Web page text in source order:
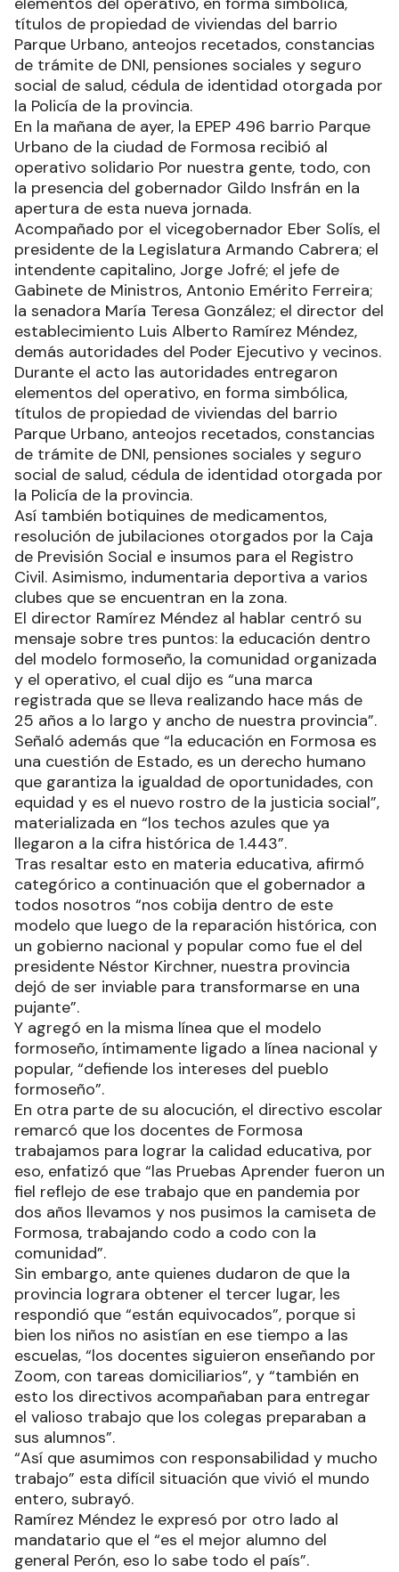
títulos de propiedad de viviendas del barrio
Parque Urbano, anteojos recetados, constancias
de trámite de DNI, pensiones sociales y seguro
social de salud, cédula de identidad otorgada por
la Policía de la provincia.
En la mañana de ayer, la EPEP 496 barrio Parque
Urbano de la ciudad de Formosa recibió al
operativo solidario Por nuestra gente, todo, con
la presencia del gobernador Gildo Insfrán en la
apertura de esta nueva jornada.
Acompañado por el vicegobernador Eber Solís, el
presidente de la Legislatura Armando Cabrera; el
intendente capitalino, Jorge Jofré; el jefe de
Gabinete de Ministros, Antonio Emérito Ferreira;
la senadora María Teresa González; el director del
establecimiento Luis Alberto Ramírez Méndez,
demás autoridades del Poder Ejecutivo y vecinos.
Durante el acto las autoridades entregaron
elementos del operativo, en forma simbólica,
títulos de propiedad de viviendas del barrio
Parque Urbano, anteojos recetados, constancias
de trámite de DNI, pensiones sociales y seguro
social de salud, cédula de identidad otorgada por
la Policía de la provincia.
Así también botiquines de medicamentos,
resolución de jubilaciones otorgados por la Caja
de Previsión Social e insumos para el Registro
Civil. Asimismo, indumentaria deportiva a varios
clubes que se encuentran en la zona.
El director Ramírez Méndez al hablar centró su
mensaje sobre tres puntos: la educación dentro
del modelo formoseño, la comunidad organizada
y el operativo, el cual dijo es “una marca
registrada que se lleva realizando hace más de
25 años a lo largo y ancho de nuestra provincia”.
Señaló además que “la educación en Formosa es
una cuestión de Estado, es un derecho humano
que garantiza la igualdad de oportunidades, con
equidad y es el nuevo rostro de la justicia social”,
materializada en “los techos azules que ya
llegaron a la cifra histórica de 1.443”.
Tras resaltar esto en materia educativa, afirmó
categórico a continuación que el gobernador a
todos nosotros “nos cobija dentro de este
modelo que luego de la reparación histórica, con
un gobierno nacional y popular como fue el del
presidente Néstor Kirchner, nuestra provincia
dejó de ser inviable para transformarse en una
pujante”.
Y agregó en la misma línea que el modelo
formoseño, íntimamente ligado a línea nacional y
popular, “defiende los intereses del pueblo
formoseño”.
En otra parte de su alocución, el directivo escolar
remarcó que los docentes de Formosa
trabajamos para lograr la calidad educativa, por
eso, enfatizó que “las Pruebas Aprender fueron un
fiel reflejo de ese trabajo que en pandemia por
dos años llevamos y nos pusimos la camiseta de
Formosa, trabajando codo a codo con la
comunidad”.
Sin embargo, ante quienes dudaron de que la
provincia lograra obtener el tercer lugar, les
respondió que “están equivocados”, porque si
bien los niños no asistían en ese tiempo a las
escuelas, “los docentes siguieron enseñando por
Zoom, con tareas domiciliarios”, y “también en
esto los directivos acompañaban para entregar
el valioso trabajo que los colegas preparaban a
sus alumnos”.
“Así que asumimos con responsabilidad y mucho
trabajo” esta difícil situación que vivió el mundo
entero, subrayó.
Ramírez Méndez le expresó por otro lado al
mandatario que el “es el mejor alumno del
general Perón, eso lo sabe todo el país”.